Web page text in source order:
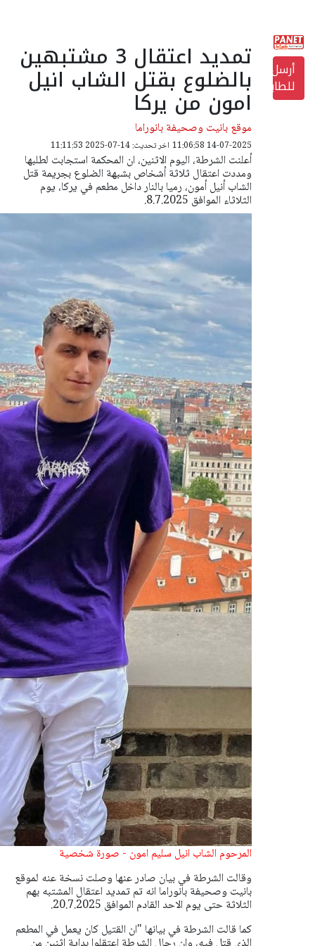
أرسل
للطابعة
تمديد اعتقال 3 مشتبهين
بالضلوع بقتل الشاب انيل
امون من يركا
موقع بانيت وصحيفة بانوراما
14-07-2025 11:06:58 اخر تحديث: 14-07-2025 11:11:53
أعلنت الشرطة، اليوم الاثنين، ان المحكمة استجابت لطلبها
ومددت اعتقال ثلاثة أشخاص بشبهة الضلوع بجريمة قتل
الشاب أنيل أمون، رميا بالنار داخل مطعم في يركا، يوم
الثلاثاء الموافق 8.7.2025.
المرحوم الشاب انيل سليم امون - صورة شخصية
وقالت الشرطة في بيان صادر عنها وصلت نسخة عنه لموقع
بانيت وصحيفة بانوراما انه تم تمديد اعتقال المشتبه بهم
الثلاثة حتى يوم الاحد القادم الموافق 20.7.2025.
كما قالت الشرطة في بيانها "ان القتيل كان يعمل في المطعم